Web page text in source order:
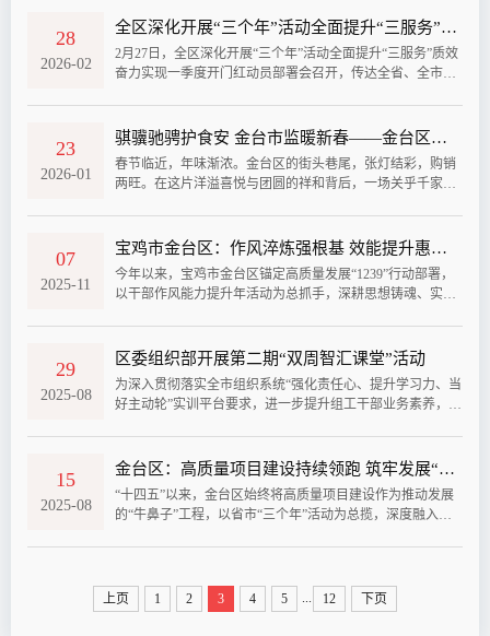
28
2026-02
全区深化开展“三个年”活动全面提升“三服务”质效奋力实现一季度开门红动员部署会召开
2月27日，全区深化开展“三个年”活动全面提升“三服务”质效
奋力实现一季度开门红动员部署会召开，传达全省、全市深
话。区委副书记、区长王润军主持会议。区人大常委会主任
参加会议。王宏强指出，要深入学习贯彻党中央决策部署和
习近平总书记历次来陕和来宝...
23
2026-01
骐骥驰骋护食安 金台市监暖新春——金台区春节食品安全保障工作侧记
春节临近，年味渐浓。金台区的街头巷尾，张灯结彩，购销
两旺。在这片洋溢喜悦与团圆的祥和背后，一场关乎千家万
当，穿梭于商场超市、餐饮后厨、食品作坊，用最坚定的脚
全防护网。谋定而动，下好统筹“先手棋”未雨绸缪，方能从
容应对。早在一个月前，区市监...
07
2025-11
宝鸡市金台区：作风淬炼强根基 效能提升惠民生
今年以来，宝鸡市金台区锚定高质量发展“1239”行动部署，
以干部作风能力提升年活动为总抓手，深耕思想铸魂、实干
工地的攻坚热潮到社区院落的民生温度，作风转变的成效正
设根基坚持把理论武装作为作风建设的首要任务，建立“首课
必学、培训精学、线上线下...
29
2025-08
区委组织部开展第二期“双周智汇课堂”活动
为深入贯彻落实全市组织系统“强化责任心、提升学习力、当
好主动轮”实训平台要求，进一步提升组工干部业务素养，拓
织部部长王化敏参加活动并讲话。活动期间，机关全体干部
发改局党组书记、局长田丰以《凝心聚力优产业、强布局、
抓项目，全力助推全区经济社...
15
2025-08
金台区：高质量项目建设持续领跑 筑牢发展“强引擎”
“十四五”以来，金台区始终将高质量项目建设作为推动发展
的“牛鼻子”工程，以省市“三个年”活动为总揽，深度融入全
效与规划作出详细介绍。​在项目谋划储备上，金台区下好“先
手棋”，创新实施“1453”工作法，聚焦 “两重两新” 领域，抢
上页 1 2 3 4 5 12 下页